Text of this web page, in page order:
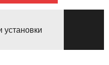
установки